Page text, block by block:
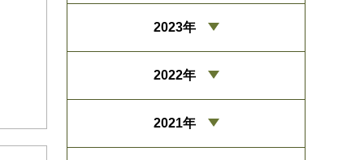
2023年
2022年
2021年